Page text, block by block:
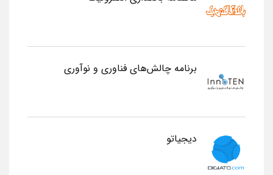
برنامه چالش‌های فناوری و نوآوری
دیجیاتو